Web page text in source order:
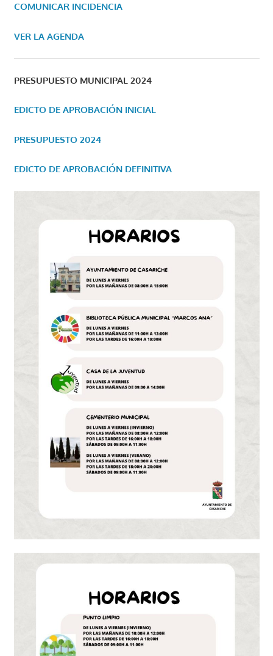
COMUNICAR INCIDENCIA
VER LA AGENDA
PRESUPUESTO MUNICIPAL 2024
EDICTO DE APROBACIÓN INICIAL
PRESUPUESTO 2024
EDICTO DE APROBACIÓN DEFINITIVA